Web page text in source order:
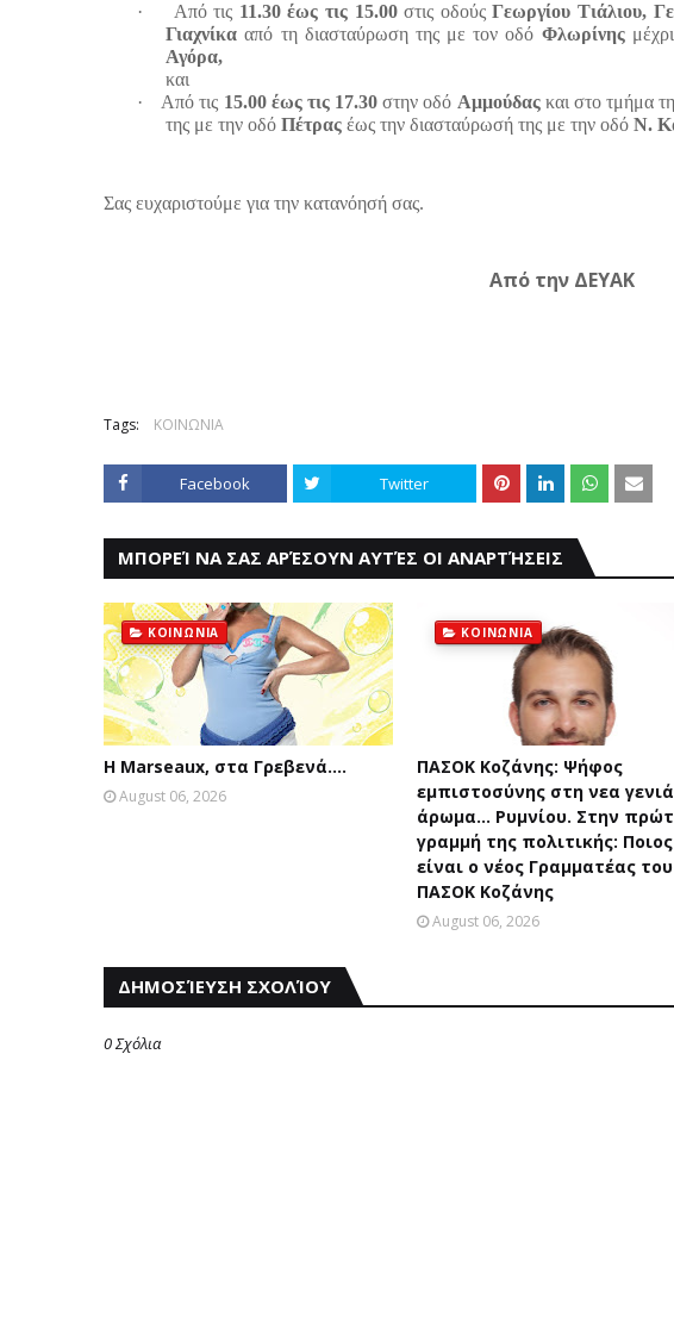
·
Από τις 11.30 έως τις 15.00στις οδούςΓεωργίου Τιάλιου,
Γιαχνίκααπό τη διασταύρωση της με τον οδό Φλωρίνης
Αγόρα,
και
·
Από τις 15.00 έως τις 17.30 στην οδό Αμμούδας και στο τμήμα
της με την οδόΠέτρας έως την διασταύρωσή της με την οδόΝ.
Σας ευχαριστούμε για την κατανόησή σας.
Από την ΔΕΥΑΚ
Tags: ΚΟΙΝΩΝΙΑ
Facebook Twitter
ΜΠΟΡΕΊ ΝΑ ΣΑΣ ΑΡΈΣΟΥΝ ΑΥΤΈΣ ΟΙ ΑΝΑΡΤΉΣΕΙΣ
ΚΟΙΝΩΝΙΑ
Η Marseaux, στα Γρεβενά….
August 06, 2026
ΚΟΙΝΩΝΙΑ
ΠΑΣΟΚ Κοζάνης: Ψήφος
εμπιστοσύνης στη νεα
άρωμα... Ρυμνίου. Στην
γραμμή της πολιτικής: Ποιος
είναι ο νέος Γραμματέας του
ΠΑΣΟΚ Κοζάνης
August 06, 2026
ΔΗΜΟΣΊΕΥΣΗ ΣΧΟΛΊΟΥ
0 Σχόλια